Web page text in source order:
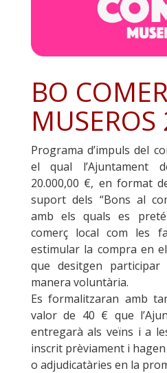
BO
Programa d’impuls del
el qual l’Ajuntament
20.000,00 €, en format
suport dels “Bons al
amb els quals es
comerç local com les
estimular la compra en
que desitgen
manera voluntària.
Es formalitzaran amb
valor de 40 € que
entregarà als veïns i a
inscrit prèviament i
o adjudicatàries en la